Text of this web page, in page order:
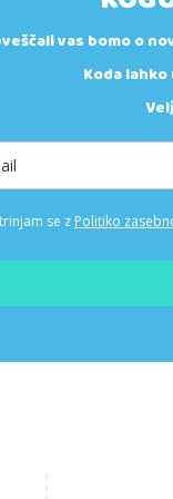
vas bomo o
Koda
se z Politiko